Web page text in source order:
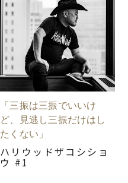
「三振は三振でいいけ
ど、見逃し三振だけはし
たくない」
ハリウッドザコシショ
ウ #1